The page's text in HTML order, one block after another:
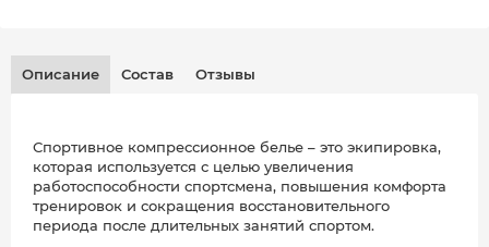
Описание Состав Отзывы
Спортивное компрессионное белье – это экипировка,
которая используется с целью увеличения
работоспособности спортсмена, повышения комфорта
тренировок и сокращения восстановительного
периода после длительных занятий спортом.